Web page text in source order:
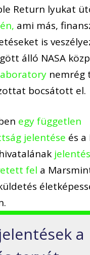
Return lyukat
ami más,
is
álló NASA
nemrég
bocsátott el.
egy független
jelentése és a
fel a
a